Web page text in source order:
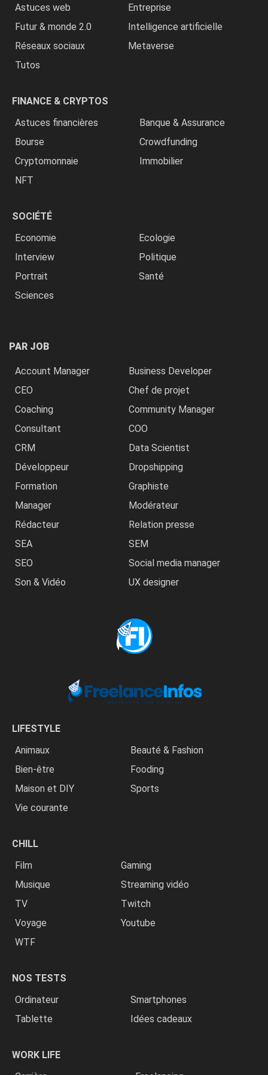
Astuces web
Entreprise
Futur & monde 2.0
Intelligence artificielle
Réseaux sociaux
Metaverse
Tutos
FINANCE & CRYPTOS
Astuces financières
Banque & Assurance
Bourse
Crowdfunding
Cryptomonnaie
Immobilier
NFT
SOCIÉTÉ
Economie
Ecologie
Interview
Politique
Portrait
Santé
Sciences
PAR JOB
Account Manager
Business Developer
CEO
Chef de projet
Coaching
Community Manager
Consultant
COO
CRM
Data Scientist
Développeur
Dropshipping
Formation
Graphiste
Manager
Modérateur
Rédacteur
Relation presse
SEA
SEM
SEO
Social media manager
Son & Vidéo
UX designer
LIFESTYLE
Animaux
Beauté & Fashion
Bien-être
Fooding
Maison et DIY
Sports
Vie courante
CHILL
Film
Gaming
Musique
Streaming vidéo
TV
Twitch
Voyage
Youtube
WTF
NOS TESTS
Ordinateur
Smartphones
Tablette
Idées cadeaux
WORK LIFE